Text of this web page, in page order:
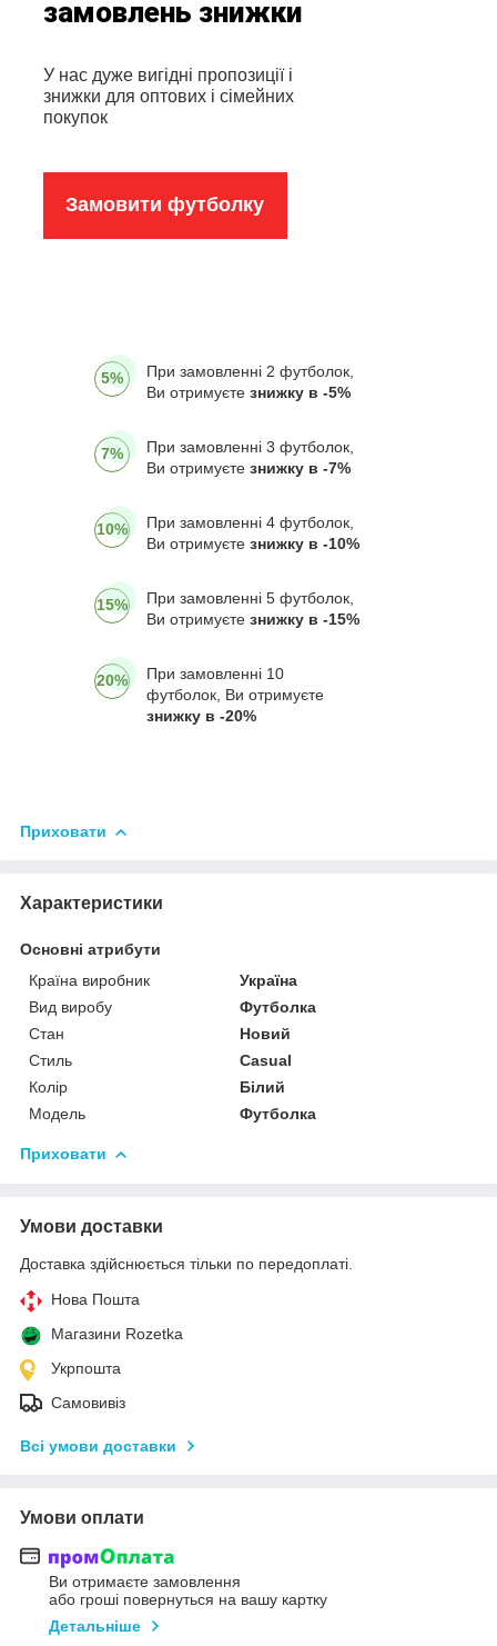
замовлень знижки
У нас дуже вигідні пропозиції і
знижки для оптових і сімейних
покупок
Замовити футболку
5%
При замовленні 2 футболок,
Ви отримуєте знижку в -5%
7%
При замовленні 3 футболок,
Ви отримуєте знижку в -7%
10%
При замовленні 4 футболок,
Ви отримуєте знижку в -10%
15%
При замовленні 5 футболок,
Ви отримуєте знижку в -15%
20%
При замовленні 10
футболок, Ви отримуєте
знижку в -20%
Приховати
Характеристики
Основні атрибути
Країна виробник
Україна
Вид виробу
Футболка
Стан
Новий
Стиль
Casual
Колір
Білий
Модель
Футболка
Приховати
Умови доставки
Доставка здійснюється тільки по передоплаті.
Нова Пошта
Магазини Rozetka
Укрпошта
Самовивіз
Всі умови доставки
Умови оплати
Ви отримаєте замовлення
або гроші повернуться на вашу картку
Детальніше